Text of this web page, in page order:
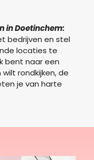
in Doetinchem:
bedrijven en stel
locaties te
bent naar een
rondkijken, de
je van harte